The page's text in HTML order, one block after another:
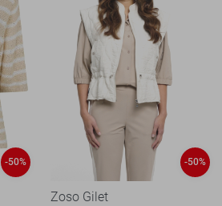
-50% -50%
Zoso Gilet